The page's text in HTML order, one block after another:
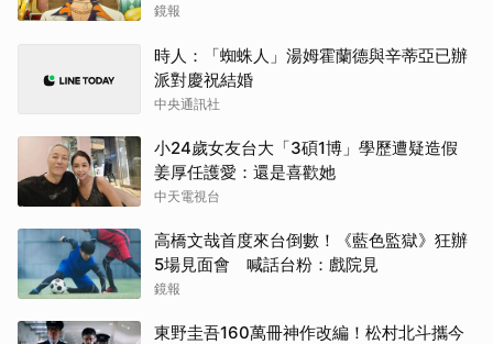
鏡報
時人：「蜘蛛人」湯姆霍蘭德與辛蒂亞已辦
派對慶祝結婚
中央通訊社
小24歲女友台大「3碩1博」學歷遭疑造假
姜厚任護愛：還是喜歡她
中天電視台
高橋文哉首度來台倒數！《藍色監獄》狂辦
5場見面會 喊話台粉：戲院見
鏡報
東野圭吾160萬冊神作改編！松村北斗攜今